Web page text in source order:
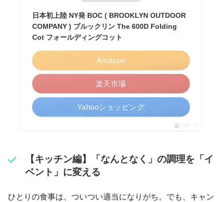
日本初上陸 NY発 BOC ( BROOKLYN OUTDOOR
COMPANY ) ブルックリン The 600D Folding
Cot フォールディングコット
Amazon
楽天市場
Yahooショッピング
ポチップ
【キッチン編】「なんとなく」の調理を「イ
ベント」に変える
ひとりの食事は、ついつい適当になりがち。でも、キャン